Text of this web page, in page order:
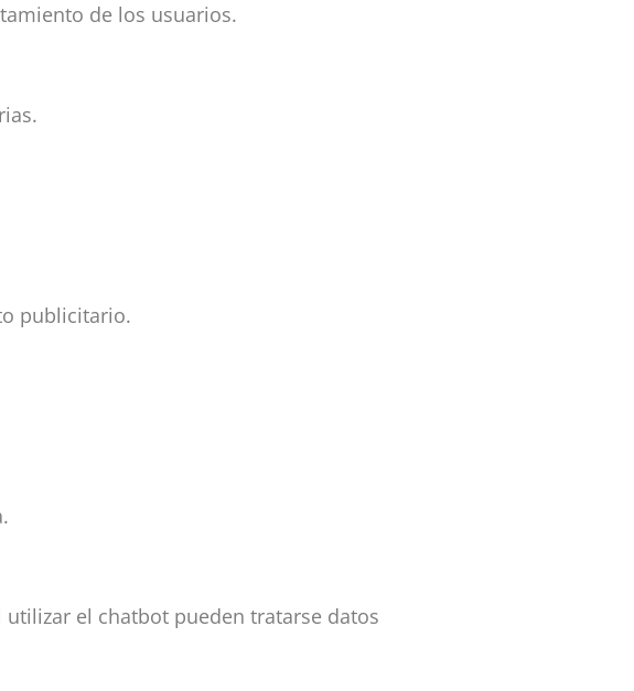
de los usuarios.
publicitario.
utilizar el chatbot pueden tratarse datos